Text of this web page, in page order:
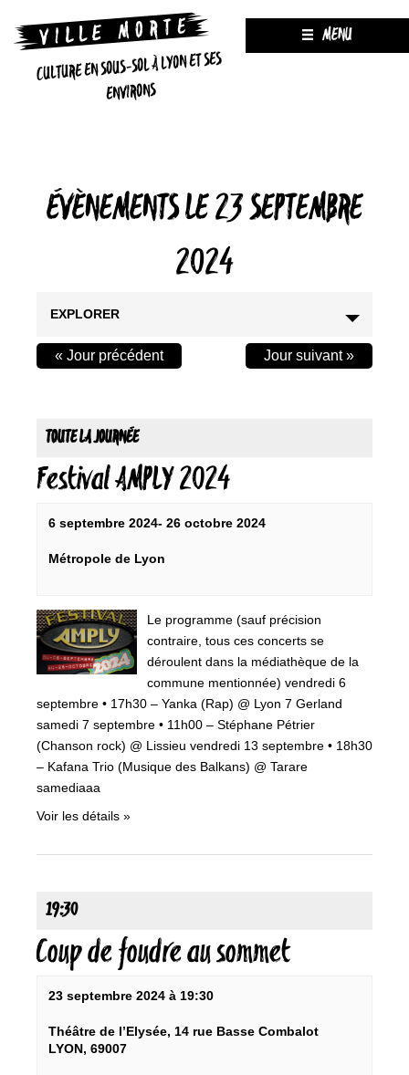
CULTURE EN SOUS-SOL À LYON ET SES
ENVIRONS
MENU
ÉVÈNEMENTS LE 23 SEPTEMBRE
2024
EXPLORER
« Jour précédent Jour suivant»
TOUTE LA JOURNÉE
Festival AMPLY 2024
6 septembre 2024- 26 octobre 2024
Métropole de Lyon
Le programme (sauf précision
contraire, tous ces concerts se
déroulent dans la médiathèque de la
commune mentionnée) vendredi 6
septembre • 17h30 – Yanka (Rap) @ Lyon 7 Gerland
samedi 7 septembre • 11h00 – Stéphane Pétrier
(Chanson rock) @ Lissieu vendredi 13 septembre • 18h30
– Kafana Trio (Musique des Balkans) @ Tarare
samediaaa
Voir les détails »
19:30
Coup de foudre au sommet
23 septembre 2024 à 19:30
Théâtre de l’Elysée, 14 rue Basse Combalot
LYON, 69007